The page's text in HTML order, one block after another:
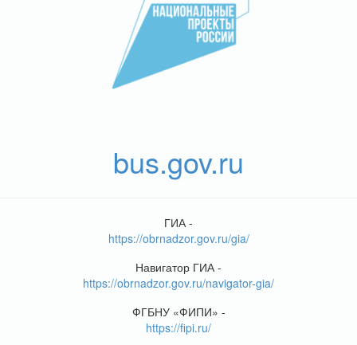
bus.gov.ru
ГИА -
https://obrnadzor.gov.ru/gia/
Навигатор ГИА -
https://obrnadzor.gov.ru/navigator-gia/
ФГБНУ «ФИПИ» -
https://fipi.ru/